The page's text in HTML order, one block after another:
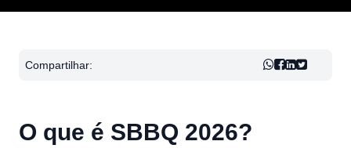
Compartilhar:
O que é SBBQ 2026?